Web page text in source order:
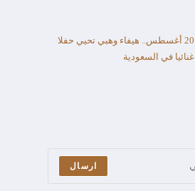
20 أغسطس.. هيفاء وهبي تحيي حفلا
غنائيا في السعودية
ارسال